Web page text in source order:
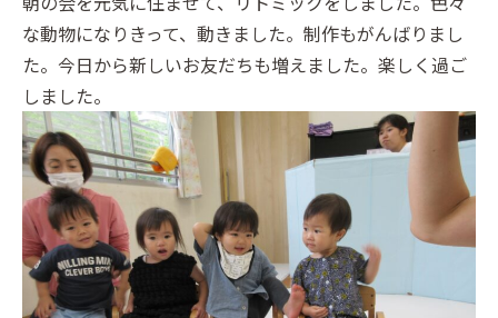
な動物になりきって、動きました。制作もがんばりまし
た。今日から新しいお友だちも増えました。楽しく過ご
しました。